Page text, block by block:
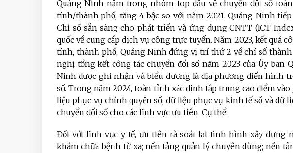
Quảng Ninh nằm trong nhóm top đầu về chuyển đổi số
tỉnh/thành phố, tăng 4 bậc so với năm 2021. Quảng Ninh
Chỉ số sẵn sàng cho phát triển và ứng dụng CNTT (ICT
quốc về cung cấp dịch vụ công trực tuyến. Năm 2023, kết quả
tỉnh, thành phố, Quảng Ninh đứng vị trí thứ 2 về chỉ số
nghị tổng kết công tác chuyển đổi số năm 2023 của Ủy ban
Ninh được ghi nhận và biểu dương là địa phương điển hình
số. Trong năm 2024, toàn tỉnh xác định tập trung cao điểm
liệu phục vụ chính quyền số, dữ liệu phục vụ kinh tế số và dữ
chuyển đổi số cho các lĩnh vực ưu tiên. Cụ thể:
Đối với lĩnh vực y tế, ưu tiên rà soát lại tình hình xây dựng
khám chữa bệnh từ xa; nền tảng quản lý chuyên dùng; nền